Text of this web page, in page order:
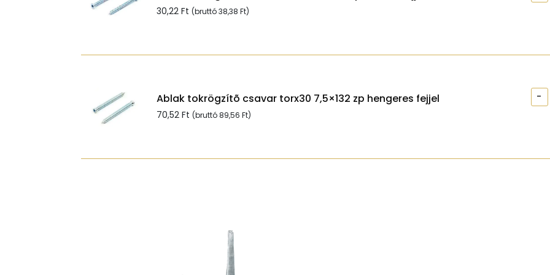
30,22 Ft (bruttó38,38 Ft)
Ablak tokrögzítõ csavar torx30 7,5×132 zp hengeres fejjel
70,52 Ft (bruttó89,56 Ft)
-